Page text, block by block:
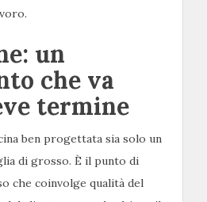
un
che va
termine
ben progettata sia solo un
di grosso. È il punto di
che coinvolge qualità del